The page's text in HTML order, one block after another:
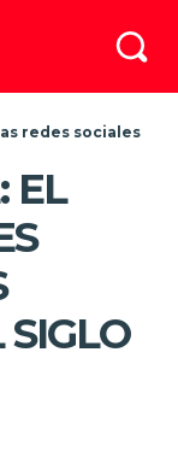
redes sociales
EL